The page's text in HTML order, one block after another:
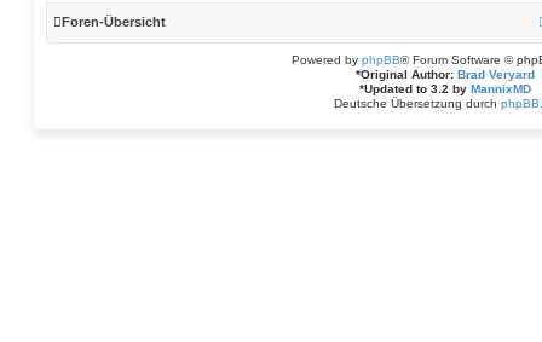
n
S
Foren-Übersicht
Powered by phpBB® Forum Software ©
*Original Author: Brad Veryard
*Updated to 3.2 by MannixMD
Deutsche Übersetzung durch